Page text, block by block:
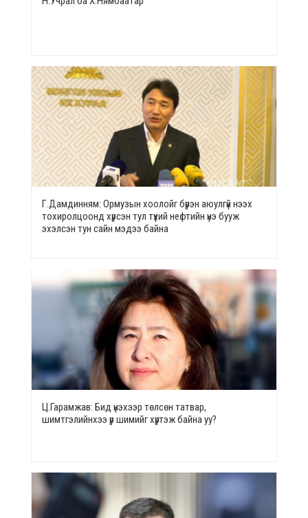
Г.Дамдинням: Ормузын хоолойг бүрэн аюулгүй нээх
тохиролцоонд хүрсэн тул түүхий нефтийн үнэ бууж
эхэлсэн тун сайн мэдээ байна
Ц.Гарамжав: Бид үнэхээр төлсөн татвар,
шимтгэлийнхээ үр шимийг хүртэж байна уу?